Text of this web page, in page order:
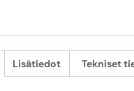
Lisätiedot Tekniset